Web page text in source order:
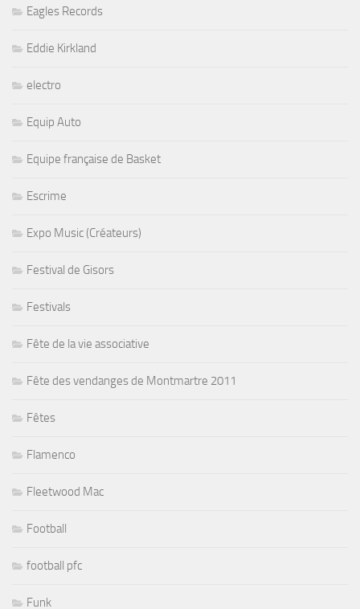
Eagles Records
Eddie Kirkland
electro
Equip Auto
Equipe française de Basket
Escrime
Expo Music (Créateurs)
Festival de Gisors
Festivals
Fête de la vie associative
Fête des vendanges de Montmartre 2011
Fêtes
Flamenco
Fleetwood Mac
Football
football pfc
Funk